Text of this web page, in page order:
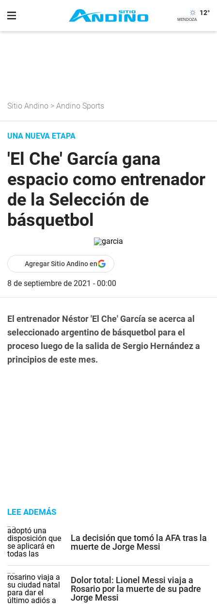
12°
Sitio Andino > Andino Sports
UNA NUEVA ETAPA
'El Che' García gana
espacio como entrenador
de la Selección de
básquetbol
Agregar Sitio Andino en
8 de septiembre de 2021 - 00:00
El entrenador Néstor 'El Che' García se acerca al
seleccionado argentino de básquetbol para el
proceso luego de la salida de Sergio Hernández a
principios de este mes.
LEE ADEMÁS
La decisión que tomó la AFA tras la
muerte de Jorge Messi
Dolor total: Lionel Messi viaja a
Rosario por la muerte de su padre
Jorge Messi